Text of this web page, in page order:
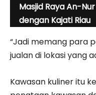
Masjid Raya An-
dengan Kajati Riau
“Jadi memang para
jualan di lokasi yang
Kawasan kuliner itu